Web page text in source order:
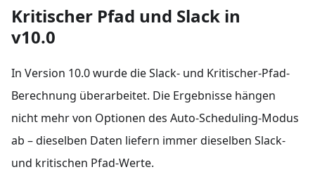
Kritischer Pfad und Slack in
v10.0
In Version 10.0 wurde die Slack- und Kritischer-Pfad-
Berechnung überarbeitet. Die Ergebnisse hängen
nicht mehr von Optionen des Auto-Scheduling-Modus
ab – dieselben Daten liefern immer dieselben Slack-
und kritischen Pfad-Werte.